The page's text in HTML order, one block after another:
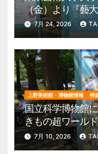
（金）より『藝
の夏、藝大生に
園 美術館・博
7月 24, 2026
上野美術館・博物館情報 特
国立科学博物館
きもの超ワール
ーウィンが来た
美術館・博物館
7月 10, 2026